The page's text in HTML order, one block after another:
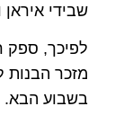
שבידי
לפיכך, ספק
מזכר הבנות
בשבוע הבא.